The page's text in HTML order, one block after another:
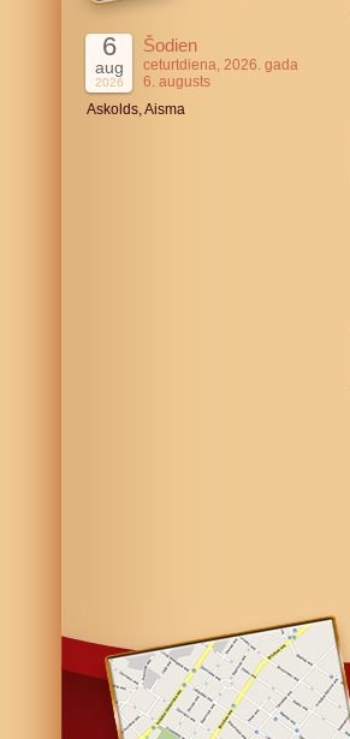
6
aug
2026
Šodien
ceturtdiena, 2026. gada
6. augusts
Askolds, Aisma